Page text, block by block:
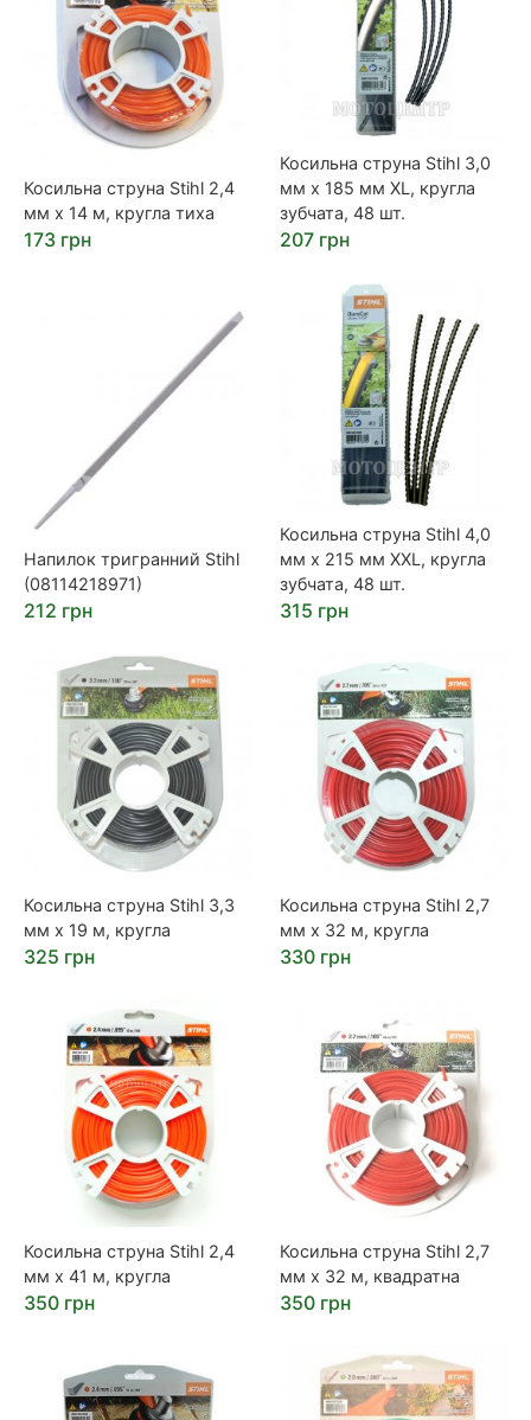
Косильна струна Stihl 2,4
мм х 14 м, кругла тиха
173 грн
Косильна струна Stihl 3,0
мм х 185 мм XL, кругла
зубчата, 48 шт.
207 грн
Напилок тригранний Stihl
(08114218971)
212 грн
Косильна струна Stihl 4,0
мм х 215 мм XXL, кругла
зубчата, 48 шт.
315 грн
Косильна струна Stihl 3,3
мм х 19 м, кругла
325 грн
Косильна струна Stihl 2,7
мм х 32 м, кругла
330 грн
Косильна струна Stihl 2,4
мм х 41 м, кругла
350 грн
Косильна струна Stihl 2,7
мм х 32 м, квадратна
350 грн